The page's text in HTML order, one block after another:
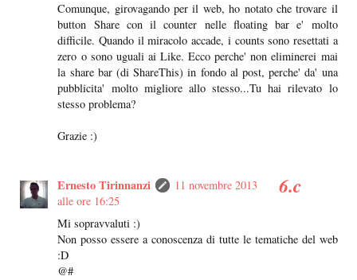
Comunque, girovagando per il web, ho notato che trovare il
button Share con il counter nelle floating bar e' molto
difficile. Quando il miracolo accade, i counts sono resettati a
zero o sono uguali ai Like. Ecco perche' non eliminerei mai
la share bar (di ShareThis) in fondo al post, perche' da' una
pubblicita' molto migliore allo stesso...Tu hai rilevato lo
stesso problema?
Grazie :)
Ernesto Tirinnanzi
11 novembre 2013
alle ore 16:25
Mi sopravvaluti :)
Non posso essere a conoscenza di tutte le tematiche del web
:D
@#